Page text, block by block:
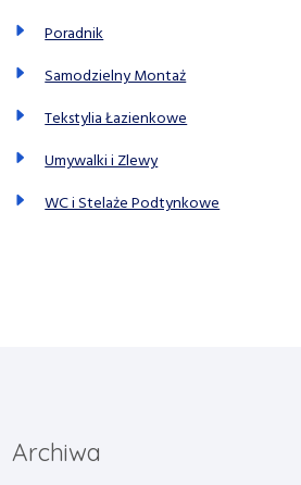
Poradnik
Samodzielny Montaż
Tekstylia Łazienkowe
Umywalki i Zlewy
WC i Stelaże Podtynkowe
Archiwa